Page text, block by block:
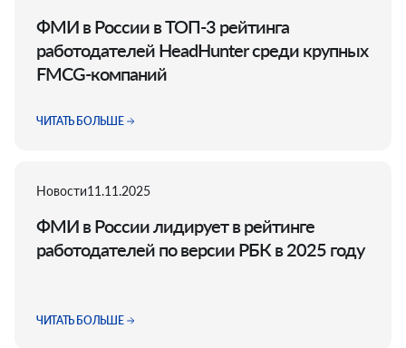
ФМИ в России в ТОП-3 рейтинга
работодателей HeadHunter среди крупных
FMCG-компаний
ЧИТАТЬ БОЛЬШЕ
Новости11.11.2025
ФМИ в России лидирует в рейтинге
работодателей по версии РБК в 2025 году
ЧИТАТЬ БОЛЬШЕ